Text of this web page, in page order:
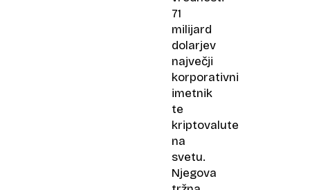
71
milijard
dolarjev
največji
korporativni
imetnik
te
kriptovalute
na
svetu.
Njegova